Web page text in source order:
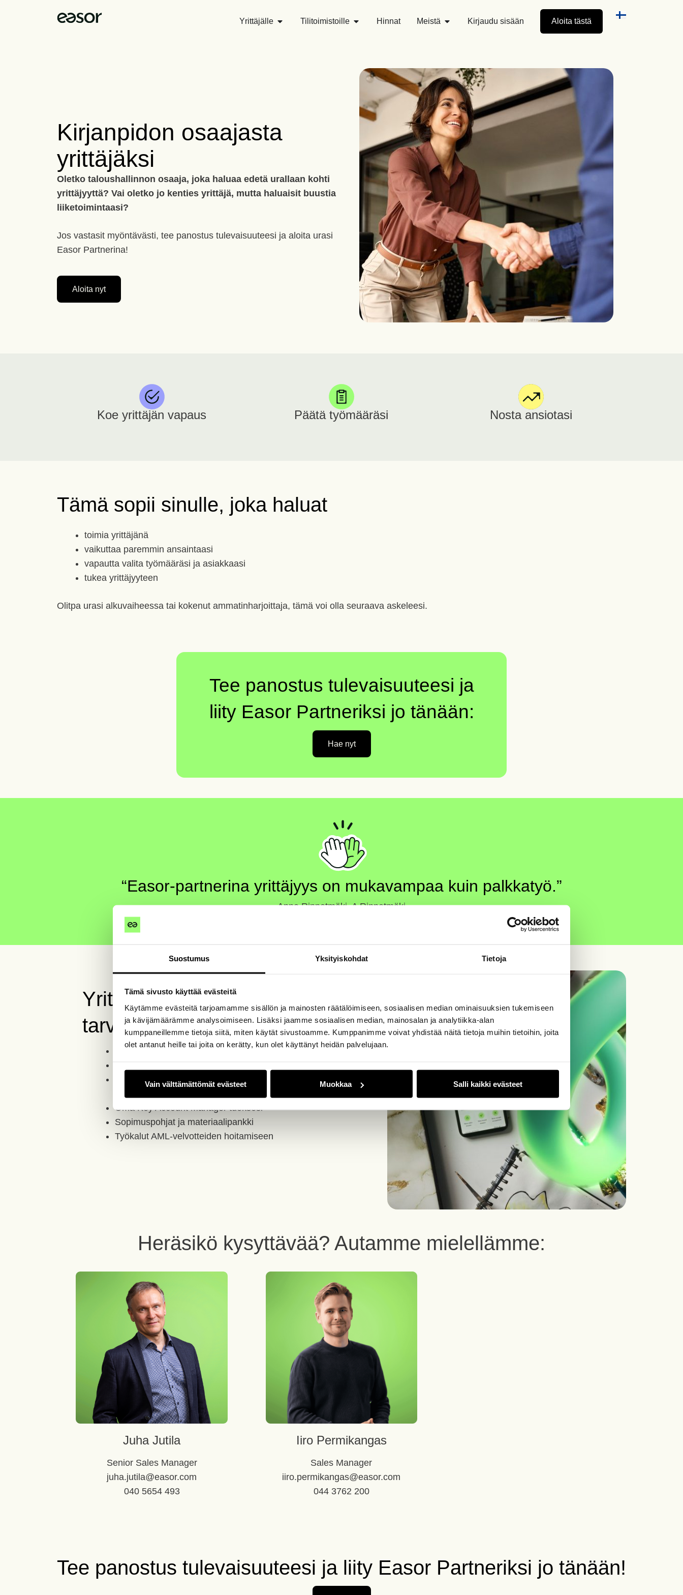
Suostumus Yksityiskohdat Tietoja
Tämä sivusto käyttää evästeitä
Käytämme evästeitä tarjoamamme sisällön ja mainosten räätälöimiseen, sosiaalisen median ominaisuuksien tukemiseen
ja kävijämäärämme analysoimiseen. Lisäksi jaamme sosiaalisen median, mainosalan ja analytiikka-alan
kumppaneillemme tietoja siitä, miten käytät sivustoamme. Kumppanimme voivat yhdistää näitä tietoja muihin tietoihin, joita
olet antanut heille tai joita on kerätty, kun olet käyttänyt heidän palvelujaan.
Vain välttämättömät evästeet Muokkaa Salli kaikki evästeet
Yrittäjälle Tilitoimistoille Hinnat Meistä Kirjaudu sisään Aloita tästä
Kirjanpidon osaajasta
yrittäjäksi
Oletko taloushallinnon osaaja, joka haluaa edetä urallaan kohti
yrittäjyyttä? Vai oletko jo kenties yrittäjä, mutta haluaisit buustia
liiketoimintaasi?
Jos vastasit myöntävästi, tee panostus tulevaisuuteesi ja aloita urasi
Easor Partnerina!
Aloita nyt
Koe yrittäjän vapaus Päätä työmääräsi Nosta ansiotasi
Tämä sopii sinulle, joka haluat
toimia yrittäjänä
vaikuttaa paremmin ansaintaasi
vapautta valita työmääräsi ja asiakkaasi
tukea yrittäjyyteen
Olitpa urasi alkuvaiheessa tai kokenut ammatinharjoittaja, tämä voi olla seuraava askeleesi.
Tee panostus tulevaisuuteesi ja
liity Easor Partneriksi jo tänään:
Hae nyt
“Easor-partnerina yrittäjyys on mukavampaa kuin palkkatyö.”
Anne Rinnetmäki, A Rinnetmäki
Yrittäjän vapaus ja kaikki mitä
tarvitset
Easor Accounting & Easor App
Myynnin tuki ja asiakashankintakanavat:
autamme sinua
kasvattamaan asiakaskuntaasi
Oma Key Account Manager tueksesi
Sopimuspohjat ja materiaalipankki
Työkalut AML-velvotteiden hoitamiseen
Heräsikö kysyttävää? Autamme mielellämme:
Juha Jutila
Senior Sales Manager
juha.jutila@easor.com
040 5654 493
Iiro Permikangas
Sales Manager
iiro.permikangas@easor.com
044 3762 200
Tee panostus tulevaisuuteesi ja liity Easor Partneriksi jo tänään!